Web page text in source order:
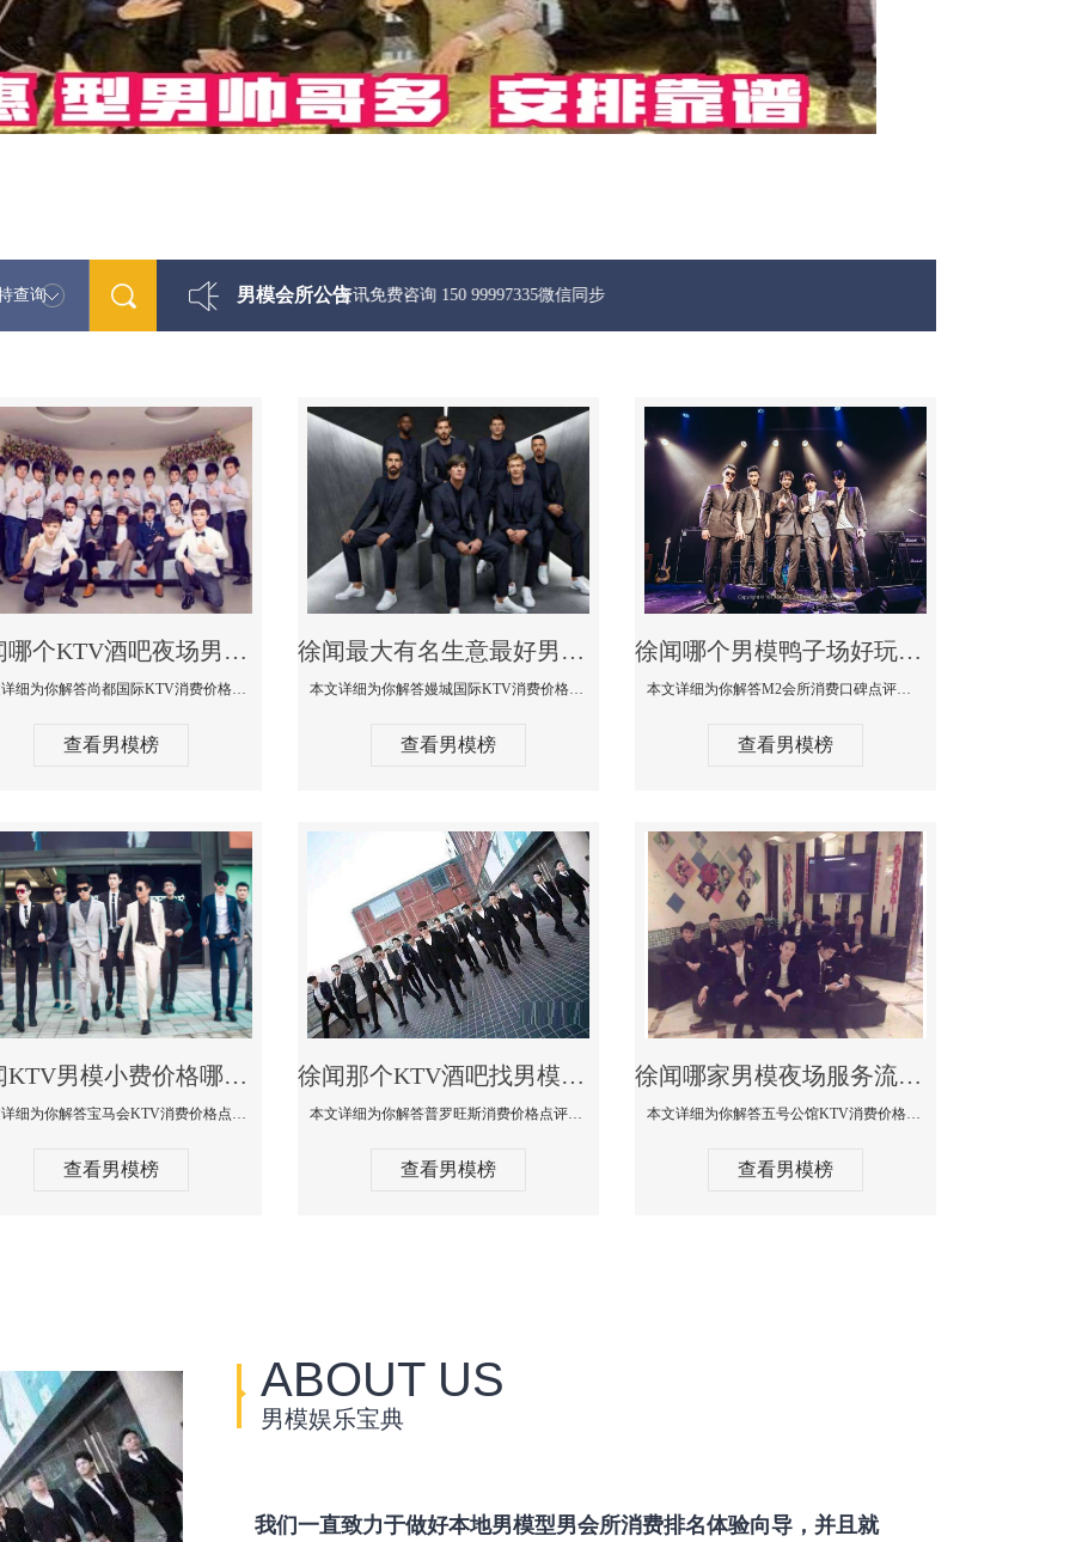
查询 男模会所公告
最新男模娱乐资讯免费咨询 150 99997335微信同步
徐闻哪个KTV酒吧夜场男模公关型男最帅-尚都国际KTV消费价格点评
本文详细为你解答尚都国际KTV消费价格点评，更多关于哪个KTV酒吧夜场男模公关型男最帅免费咨询150 99997335微信同步
查看男模榜
徐闻最大有名生意最好男模少爷场KTV体验-嫚城国际KTV消费价格点评
本文详细为你解答嫚城国际KTV消费价格口碑点评，更多关于最大有名生意最好男模少爷场KTV体验免费咨询150 99997335微信同步！
查看男模榜
徐闻哪个男模鸭子场好玩陪酒服务好-M2会所KTV消费口碑点评
本文详细为你解答M2会所消费口碑点评，更多关于哪个男模鸭子场好玩陪酒服务好免费咨询150 99997335微信同步！
查看男模榜
徐闻KTV男模小费价格哪家便宜-宝马会KTV消费口碑点评
本文详细为你解答宝马会KTV消费价格点评，更多关于KTV男模小费价格哪家便宜免费咨询150 99997335微信同步！
查看男模榜
徐闻那个KTV酒吧找男模帅哥男妓多-普罗旺斯KTV真实口碑点评
本文详细为你解答普罗旺斯消费价格点评，更多关于那个KTV酒吧找男模帅哥最多免费咨询150 99997335微信同步！
查看男模榜
徐闻哪家男模夜场服务流程全面-五号公馆KTV消费价格点评
本文详细为你解答五号公馆KTV消费价格，更多关于哪家男模夜场服务流程全面免费咨询150 99997335微信同步！
查看男模榜
ABOUT US
男模娱乐宝典
我们一直致力于做好本地男模型男会所消费排名体验向导，并且就